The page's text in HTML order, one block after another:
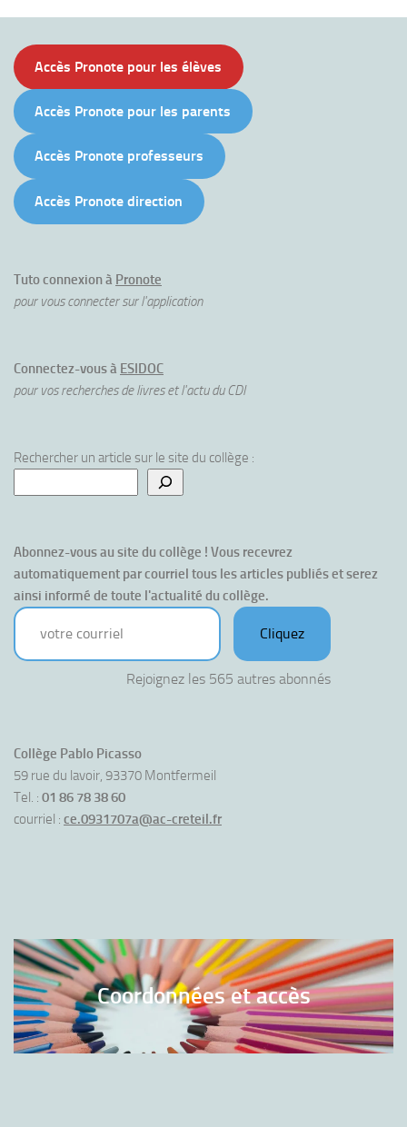
Accès Pronote pour les élèves
Accès Pronote pour les parents
Accès Pronote professeurs
Accès Pronote direction
Tuto connexion à Pronote
pour vous connecter sur l'application
Connectez-vous à ESIDOC
pour vos recherches de livres et l'actu du CDI
Rechercher un article sur le site du collège :
Abonnez-vous au site du collège ! Vous recevrez
automatiquement par courriel tous les articles publiés et serez
ainsi informé de toute l'actualité du collège.
votre courriel
Cliquez
Rejoignez les 565 autres abonnés
Collège Pablo Picasso
59 rue du lavoir, 93370 Montfermeil
Tel. : 01 86 78 38 60
courriel : ce.0931707a@ac-creteil.fr
Coordonnées et accès